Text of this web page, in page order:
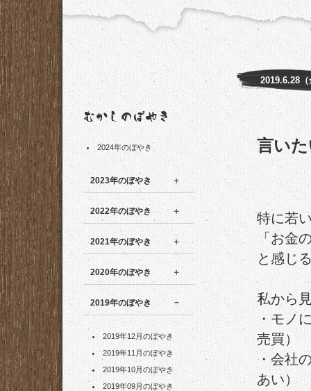
2024年のぼやき
2023年のぼやき
2022年のぼやき
2021年のぼやき
2020年のぼやき
2019年のぼやき
2019年12月のぼやき
2019年11月のぼやき
2019年10月のぼやき
2019年09月のぼやき
2019.6.28（
言い
特に若
「お金
と感じ
私から
・モノ
売買）
・会社
あい）